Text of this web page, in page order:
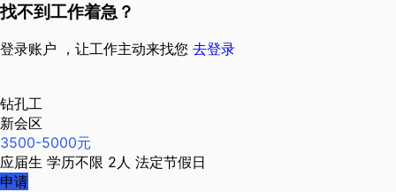
找不到工作着急？
登录账户 ，让工作主动来找您 去登录
钻孔工
新会区
3500-5000元
应届生 学历不限 2人 法定节假日
申请